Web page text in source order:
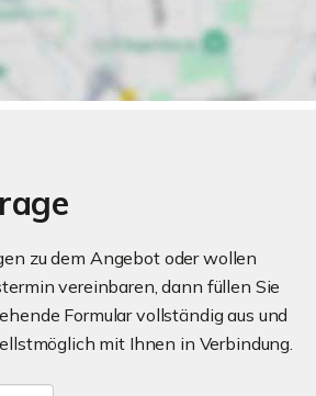
zu dem Angebot oder wollen
vereinbaren, dann füllen Sie
Formular vollständig aus und
mit Ihnen in Verbindung.